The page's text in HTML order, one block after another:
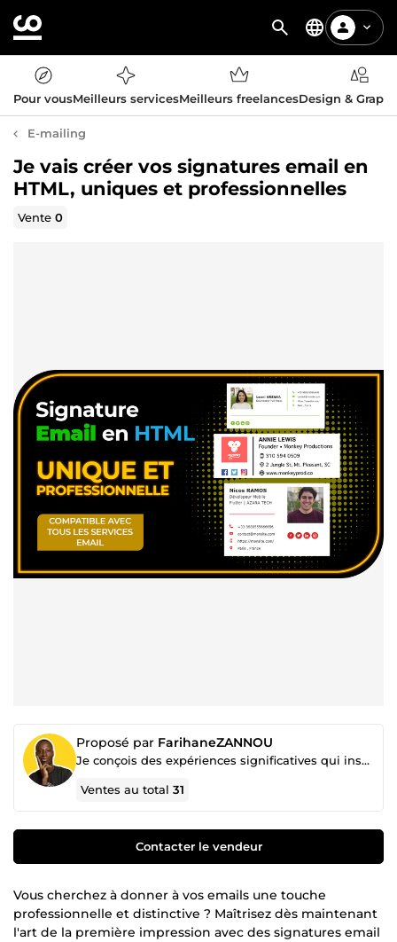
Pour vousMeilleurs servicesMeilleurs freelancesDesign &
E-mailing
Je vais créer vos signatures email en
HTML, uniques et professionnelles
Vente0
Proposé par FarihaneZANNOU
Je conçois des expériences significatives qui inspirent et captivent.
Ventes au total31
Contacter le vendeur
Vous cherchez à donner à vos emails une touche
professionnelle et distinctive ? Maîtrisez dès maintenant
l'art de la première impression avec des signatures email